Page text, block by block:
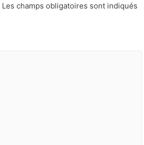
Les champs obligatoires sont indiqués